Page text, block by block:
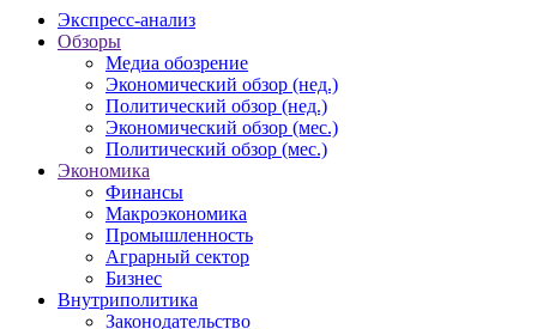
Экспресс-анализ
Обзоры
Медиа обозрение
Экономический обзор (нед.)
Политический обзор (нед.)
Экономический обзор (мес.)
Политический обзор (мес.)
Экономика
Финансы
Макроэкономика
Промышленность
Аграрный сектор
Бизнес
Внутриполитика
Законодательство